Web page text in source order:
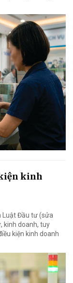
kiện kinh
Luật Đầu tư (sửa
kinh doanh, tuy
kiện kinh doanh